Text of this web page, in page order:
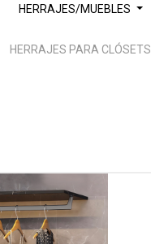
HERRAJES/MUEBLES
HERRAJES PARA CLÓSETS